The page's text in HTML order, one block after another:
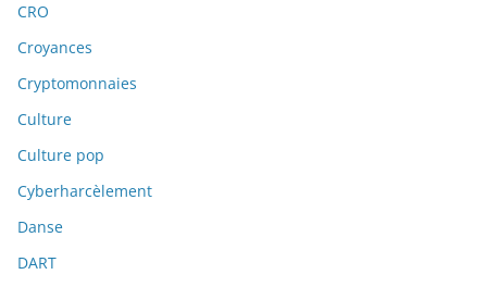
CRO
Croyances
Cryptomonnaies
Culture
Culture pop
Cyberharcèlement
Danse
DART